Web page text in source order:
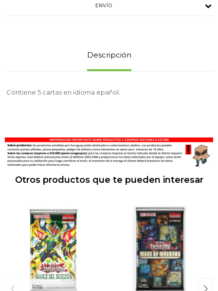
ENVÍO
Descripción
Contiene 5 cartas en idioma epañol.
Otros productos que te pueden interesar